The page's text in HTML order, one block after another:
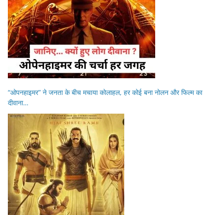
“ओपनहाइमर” ने जनता के बीच मचाया कोलाहल, हर कोई बना नोलन और फिल्म का
दीवाना…